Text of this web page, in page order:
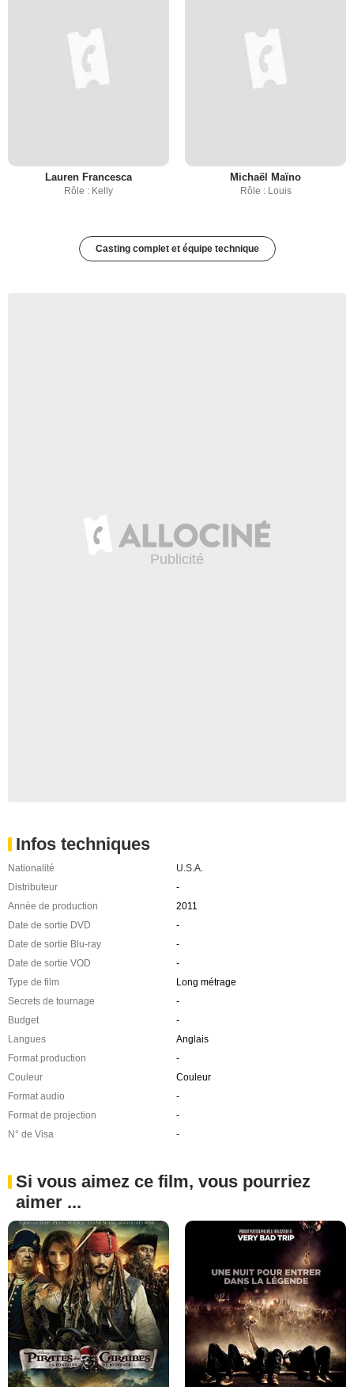
Lauren Francesca
Rôle : Kelly
Michaël Maïno
Rôle : Louis
Casting complet et équipe technique
Infos techniques
Nationalité
U.S.A.
Distributeur
-
Année de production
2011
Date de sortie DVD
-
Date de sortie Blu-ray
-
Date de sortie VOD
-
Type de film
Long métrage
Secrets de tournage
-
Budget
-
Langues
Anglais
Format production
-
Couleur
Couleur
Format audio
-
Format de projection
-
N° de Visa
-
Si vous aimez ce film, vous pourriez
aimer ...